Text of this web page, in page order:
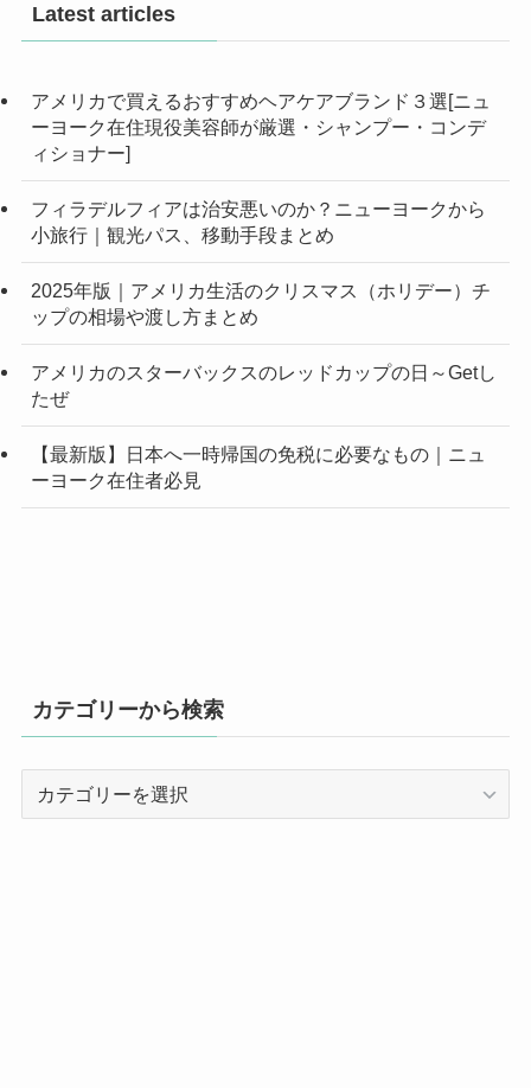
Latest articles
アメリカで買えるおすすめヘアケアブランド３選[ニュ
ーヨーク在住現役美容師が厳選・シャンプー・コンデ
ィショナー]
フィラデルフィアは治安悪いのか？ニューヨークから
小旅行｜観光パス、移動手段まとめ
2025年版｜アメリカ生活のクリスマス（ホリデー）チ
ップの相場や渡し方まとめ
アメリカのスターバックスのレッドカップの日～Getし
たぜ
【最新版】日本へ一時帰国の免税に必要なもの｜ニュ
ーヨーク在住者必見
カテゴリーから検索